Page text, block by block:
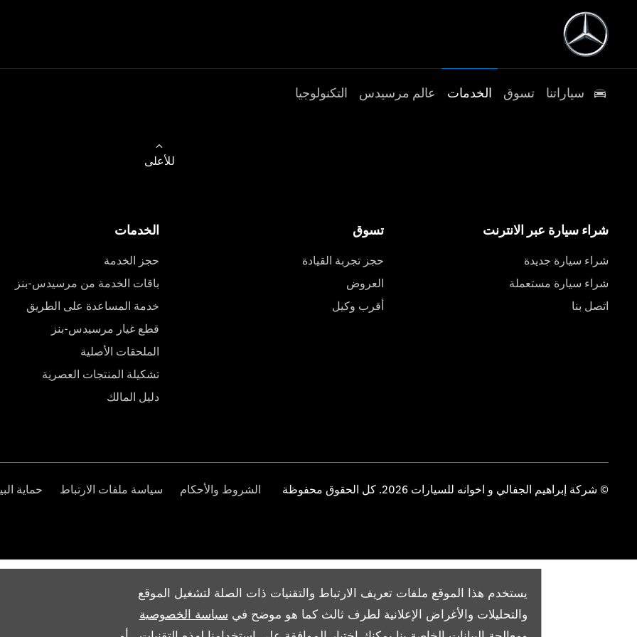
يستخدم هذا الموقع ملفات تعريف الارتباط والتقنيات ذات الصلة لتشغيل الموقع
والتحليلات والأغراض الإعلانية لطرف ثالث كما هو موضح في سياسة الخصوصية
سياراتنا تسوق الخدمات عالم مرسيدس التكنولوجيا
للأعلى
شراء سيارة عبر الانترنت
شراء سيارة جديدة
شراء سيارة مستعملة
اتصل بنا
تسوق
حجز تجربة القيادة
العروض
أقرب وكيل
الخدمات
حجز الخدمة
باقات الخدمة من مرسيدس-بنز
خدمة المساعدة على الطريق
قطع غيار مرسيدس-بنز
الملحقات الأصلية
تشكيلة المنتجات العصرية
دليل المالك
© شركة إبراهيم الجفالي و اخوانه للسيارات 2026. كل الحقوق محفوظة الشروط والأحكام سياسة ملفات الارتباط حماية